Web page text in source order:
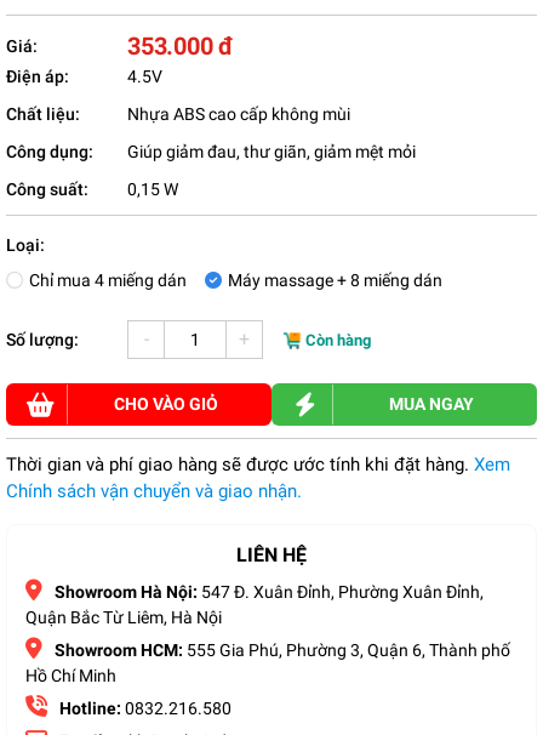
Giá: 353.000 đ
Điện áp:
4.5V
Chất liệu:
Nhựa ABS cao cấp không mùi
Công dụng:
Giúp giảm đau, thư giãn, giảm mệt mỏi
Công suất:
0,15 W
Loại:
Chỉ mua 4 miếng dán
Máy massage + 8 miếng dán
Số lượng: - + Còn hàng
CHO VÀO GIỎ MUA NGAY
Thời gian và phí giao hàng sẽ được ước tính khi đặt hàng. Xem
Chính sách vận chuyển và giao nhận.
LIÊN HỆ
Showroom Hà Nội: 547 Đ. Xuân Đỉnh, Phường Xuân Đỉnh,
Quận Bắc Từ Liêm, Hà Nội
Showroom HCM: 555 Gia Phú, Phường 3, Quận 6, Thành phố
Hồ Chí Minh
Hotline: 0832.216.580